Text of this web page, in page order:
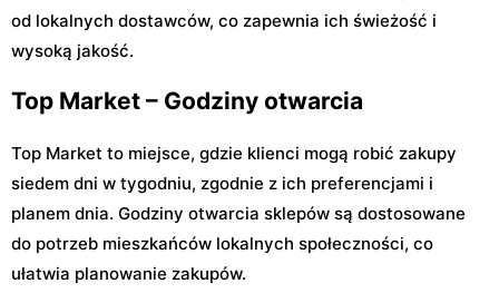
od lokalnych dostawców, co zapewnia ich świeżość i
wysoką jakość.
Top Market – Godziny otwarcia
Top Market to miejsce, gdzie klienci mogą robić zakupy
siedem dni w tygodniu, zgodnie z ich preferencjami i
planem dnia. Godziny otwarcia sklepów są dostosowane
do potrzeb mieszkańców lokalnych społeczności, co
ułatwia planowanie zakupów.